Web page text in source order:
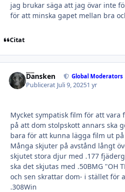
jag brukar säga att jag övar inte
för att minska gapet mellan bra
Citat
Dansken Global Moderators
Publicerat Juli 9, 20251 yr
Mycket sympatisk film för att vara
på att dom stolpskott annars ska
bara för att kunna lägga film ut
Många skjuter på avstånd långt
skjutet stora djur med .177
ska det skjutas med .50BMG "OH
och sen skrattar dom- i stället för
.308Win